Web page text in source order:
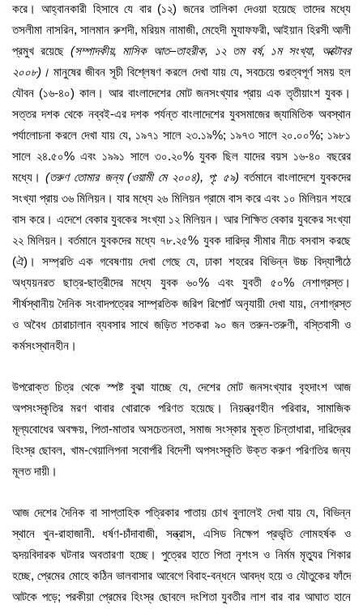
করে। আহ্বানকারী হিসাবে যে বার (১২) জনের তালিকা দেওয়া হয়েছে তাদের মধ্যে
তসলীমা নাসরিন, সালমান রুশদী, মরিয়ম নামাজী, মেহেদী মুযাফফরী, আইয়ান হিরসী আলী
প্রমুখ রয়েছে (সম্পাদকীয়, মাসিক আত–তাহরীক, ১২ তম বর্ষ, ১ম সংখ্যা,
অক্টোবর
২০০৮) । মানুষের জীবন সূচী বিশ্লেষণ করলে দেখা যায় যে, সবচেয়ে গুরত্বপূর্ণ সময় হল
যৌবন (১৬-৪০) কাল। আর বাংলাদেশের মোট জনসংখ্যার প্রায় এক তৃতীয়াংশ যুবক।
সত্তর দশক থেকে নব্বই-এর দশক পর্যন্ত বাংলাদেশের যুবসমাজের জ্যামিতিক অবস্থান
পর্যালোচনা করলে দেখা যায় যে, ১৯৭১ সালে ২৩.১৯%; ১৯৭৩ সালে ২০.০০%; ১৯৮১
সালে ২৪.৫০% এবং ১৯৯১ সালে ৩০.২০% যুবক ছিল যাদের বয়স ১৬-৪০ বছরের
মধ্যে।(তরুণ তোমার জন্য(ওয়ামী মে ২০০৪), পৃ: ৫৯) বর্তমানে বাংলাদেশে যুবকদের
সংখ্যা প্রায় ৩৬ মিলিয়ন। যার মধ্যে ২৬ মিলিয়ন গ্রামে বাস করে এবং ১০ মিলিয়ন শহরে
বাস করে। এদেশে বেকার যুবকের সংখ্যা ১২ মিলিয়ন। আর শিক্ষিত বেকার যুবকের সংখ্যা
২২ মিলিয়ন। বর্তমানে যুবকদের মধ্যে ৭৮.২৫% যুবক দারিদ্র সীমার নীচে বসবাস করছে
(ঐ)। সম্প্রতি এক গবেষণায় দেখা গেছে যে, ঢাকা শহরের বিভিন্ন উচ্চ বিদ্যাপীঠে
অধ্যয়নরত ছাত্র-ছাত্রীদের মধ্যে যুবক ৬০% এবং যুবতী ৫০% নেশাগ্রস্ত।
শীর্ষস্থানীয় দৈনিক সংবাদপত্রের সাম্প্রতিক জরিপ রিপোর্ট অনৃযায়ী দেখা যায়, নেশাগ্রস্ত
ও অবৈধ চোরাচালান ব্যবসার সাথে জড়িত শতকরা ৯০ জন তরুন-তরুণী, বস্তিবাসী ও
কর্মসংস্থানহীন।
উপরোক্ত চিত্র থেকে স্পষ্ট বুঝা যাচ্ছে যে, দেশের মোট জনসংখ্যার বৃহদাংশ আজ
অপসংস্কৃতির মরণ থাবার খোরাকে পরিণত হয়েছে। নিয়ন্ত্রণহীন পরিবার, সামাজিক
মূল্যবোধের অবক্ষয়, পিতা-মাতার অসচেতনতা, সমাজ সংস্কার মুক্ত চিন্তাধারা, দারিদ্রের
হিংস্র ছোবল, খাম-খেয়ালিপনা সবোর্পরি বিদেশী অপসংস্কৃতি উক্ত করুণ পরিণতির জন্য
মূলত দায়ী।
আজ দেশের দৈনিক বা সাপ্তাহিক পত্রিকার পাতায় চোখ বুলালেই দেখা যায় যে, বিভিন্ন
স্থানে খুন-রাহাজানী. ধর্ষণ-চাঁদাবাজী, সন্ত্রাস, এসিড নিক্ষেপ প্রভৃতি লোমহর্ষক ও
হৃদয়বিদারক ঘটনার অবতারণা হচ্ছে। পুত্রের হাতে পিতা নৃশংস ও নির্মম মৃত্যুর শিকার
হচ্ছে, প্রেমের মোহে কঠিন ভালবাসার আবেগে বিবাহ-বন্ধনে আবদ্ধ হয়ে ও যৌতুকের ফাঁদে
আটকে পড়ে; পরকীয়া প্রেমের হিংস্র ছোবলে দংশিতা যুবতীর লাশ বার বার আঘাত হানে